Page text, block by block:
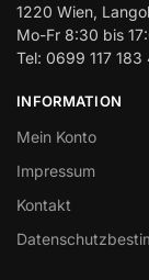
1220 Wien,
Mo-Fr 8:30 bis
Tel: 0699 117 183
INFORMATION
Mein Konto
Impressum
Kontakt